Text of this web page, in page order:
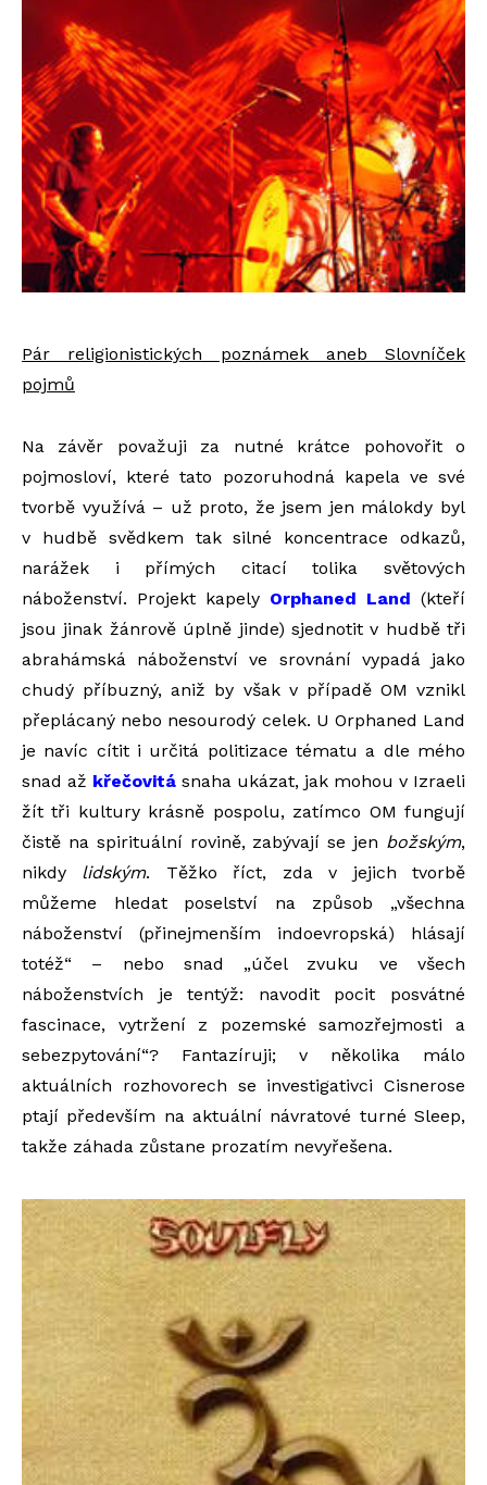
Pár religionistických poznámek aneb Slovníček
pojmů
Na závěr považuji za nutné krátce pohovořit o
pojmosloví, které tato pozoruhodná kapela ve své
tvorbě využívá – už proto, že jsem jen málokdy byl
v hudbě svědkem tak silné koncentrace odkazů,
narážek i přímých citací tolika světových
náboženství. Projekt kapely Orphaned Land (kteří
jsou jinak žánrově úplně jinde) sjednotit v hudbě tři
abrahámská náboženství ve srovnání vypadá jako
chudý příbuzný, aniž by však v případě OM vznikl
přeplácaný nebo nesourodý celek. U Orphaned Land
je navíc cítit i určitá politizace tématu a dle mého
snad až křečovitá snaha ukázat, jak mohou v Izraeli
žít tři kultury krásně pospolu, zatímco OM fungují
čistě na spirituální rovině, zabývají se jen božským,
nikdy lidským. Těžko říct, zda v jejich tvorbě
můžeme hledat poselství na způsob „všechna
náboženství (přinejmenším indoevropská) hlásají
totéž“ – nebo snad „účel zvuku ve všech
náboženstvích je tentýž: navodit pocit posvátné
fascinace, vytržení z pozemské samozřejmosti a
sebezpytování“? Fantazíruji; v několika málo
aktuálních rozhovorech se investigativci Cisnerose
ptají především na aktuální návratové turné Sleep,
takže záhada zůstane prozatím nevyřešena.